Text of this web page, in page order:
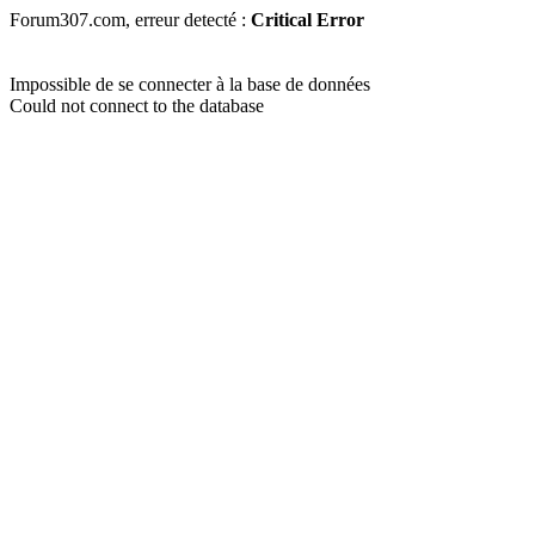
Forum307.com, erreur detecté : Critical Error
Impossible de se connecter à la base de données
Could not connect to the database